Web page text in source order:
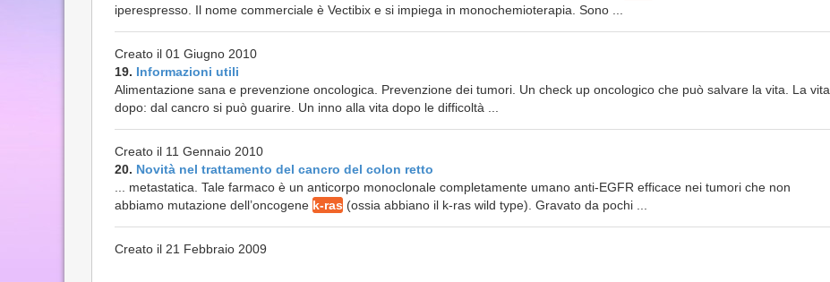
iperespresso. Il nome commerciale è Vectibix e si impiega in monochemioterapia. Sono ...
Creato il 01 Giugno 2010
19. Informazioni utili
Alimentazione sana e prevenzione oncologica. Prevenzione dei tumori. Un check up oncologico che può salvare la vita. La vita
dopo: dal cancro si può guarire. Un inno alla vita dopo le difficoltà ...
Creato il 11 Gennaio 2010
20. Novità nel trattamento del cancro del colon retto
... metastatica. Tale farmaco è un anticorpo monoclonale completamente umano anti-EGFR efficace nei tumori che non
abbiamo mutazione dell’oncogene k-ras (ossia abbiano il k-ras wild type). Gravato da pochi ...
Creato il 21 Febbraio 2009